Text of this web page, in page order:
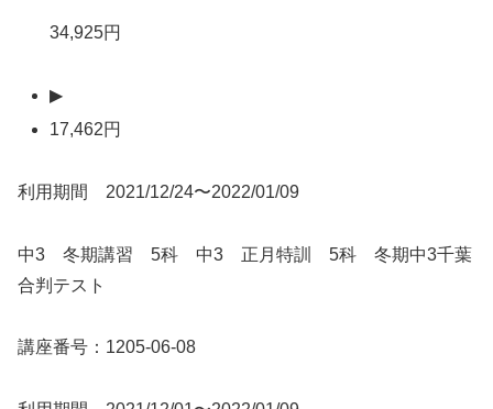
34,925円
▶
17,462円
利用期間 2021/12/24〜2022/01/09
中3 冬期講習 5科 中3 正月特訓 5科 冬期中3千葉
合判テスト
講座番号：1205-06-08